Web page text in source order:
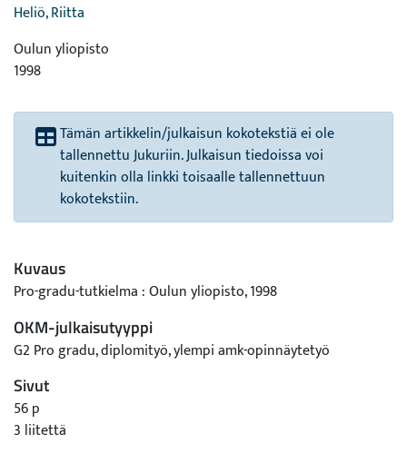
Heliö, Riitta
Oulun yliopisto
1998
Tämän artikkelin/julkaisun kokotekstiä ei ole
tallennettu Jukuriin. Julkaisun tiedoissa voi
kuitenkin olla linkki toisaalle tallennettuun
kokotekstiin.
Kuvaus
Pro-gradu-tutkielma : Oulun yliopisto, 1998
OKM-julkaisutyyppi
G2 Pro gradu, diplomityö, ylempi amk-opinnäytetyö
Sivut
56 p
3 liitettä